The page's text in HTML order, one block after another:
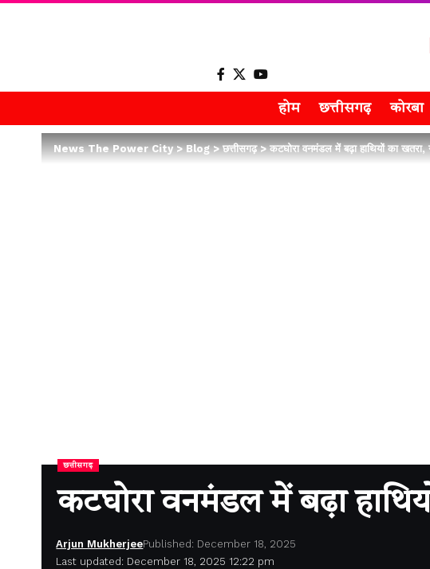
होम छत्तीसगढ़ कोरबा
News The Power City>Blog>छत्तीसगढ़>कटघोरा वनमंडल में बढ़ा हाथियों का खतरा,
छत्तीसगढ़
कटघोरा वनमंडल में बढ़ा
Last updated: December 18, 2025 12:22 pm
Arjun MukherjeePublished: December 18, 2025